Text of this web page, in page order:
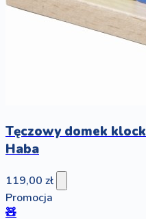
Tęczowy domek
Haba
119,00 zł
Promocja
🧸